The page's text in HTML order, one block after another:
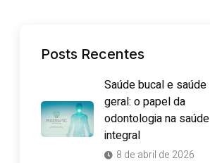
Posts Recentes
Saúde bucal e saúde
geral: o papel da
odontologia na saúde
integral
8 de abril de 2026